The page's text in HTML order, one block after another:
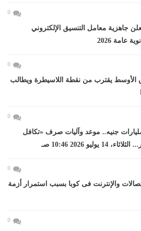
0
جاهزية معامل التنسيق الإلكتروني
عامة 2026
0
يقترب من نقطة اللاسيطرة ويطالب
0
تفوق 4 مليارات جنيه.. موعد وآليات صرف «تكافل
2026 10:46 صـ
0
والإنترنت فى كوبا بسبب استمرار أزمة
0